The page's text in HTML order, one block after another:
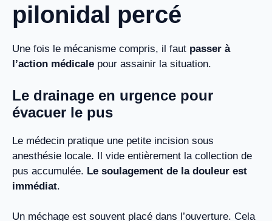
pilonidal percé
Une fois le mécanisme compris, il faut passer à
l’action médicale pour assainir la situation.
Le drainage en urgence pour
évacuer le pus
Le médecin pratique une petite incision sous
anesthésie locale. Il vide entièrement la collection de
pus accumulée. Le soulagement de la douleur est
immédiat.
Un méchage est souvent placé dans l’ouverture. Cela